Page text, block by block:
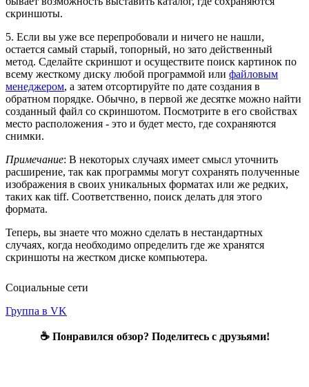
скриншоты.
5. Если вы уже все перепробовали и ничего не нашли,
остается самый старый, топорный, но зато действенный
метод. Сделайте скриншот и осуществите поиск картинок по
всему жесткому диску любой программой или файловым
менеджером, а затем отсортируйте по дате создания в
обратном порядке. Обычно, в первой же десятке можно найти
созданный файл со скриншотом. Посмотрите в его свойствах
место расположения - это и будет место, где сохраняются
снимки.
Примечание: В некоторых случаях имеет смысл уточнить
расширение, так как программы могут сохранять полученные
изображения в своих уникальных форматах или же редких,
таких как tiff. Соответственно, поиск делать для этого
формата.
Теперь, вы знаете что можно сделать в нестандартных
случаях, когда необходимо определить где же хранятся
скриншоты на жестком диске компьютера.
Социальные сети
Группа в VK
☕ Понравился обзор? Поделитесь с друзьями!